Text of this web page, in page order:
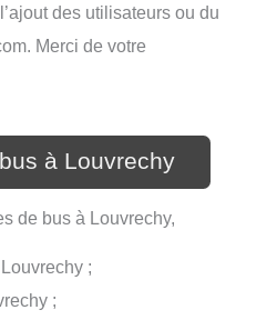
des utilisateurs ou du
Merci de votre
à Louvrechy
de bus à Louvrechy,
;
;